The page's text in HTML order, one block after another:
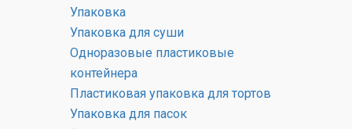
Упаковка
Упаковка для суши
Одноразовые пластиковые
контейнера
Пластиковая упаковка для тортов
Упаковка для пасок
Высота: от 40 мм до 640 мм
Минимальный заказ: Прозрачные: 5000шт. С печатью:
эквивалент 200кг.
Направление использования: для пищевых
продуктов, для непищевых продуктов